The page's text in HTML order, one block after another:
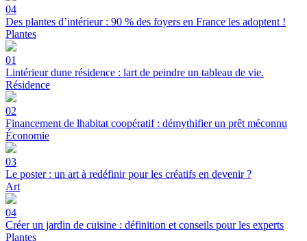
04
Des plantes d’intérieur : 90 % des foyers en France les adoptent !
Plantes
01
Lintérieur dune résidence : lart de peindre un tableau de vie.
Résidence
02
Financement de lhabitat coopératif : démythifier un prêt méconnu
Économie
03
Le poster : un art à redéfinir pour les créatifs en devenir ?
Art
04
Créer un jardin de cuisine : définition et conseils pour les experts
Plantes